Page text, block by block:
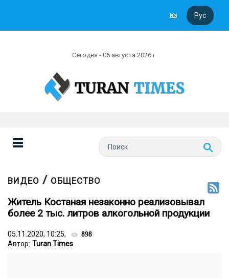
Қаз Рус
Сегодня - 06 августа 2026 г
ВИДЕО / ОБЩЕСТВО
Житель Костаная незаконно реализовывал
более 2 тыс. литров алкогольной продукции
05.11.2020, 10:25, 898
Автор: Turan Times